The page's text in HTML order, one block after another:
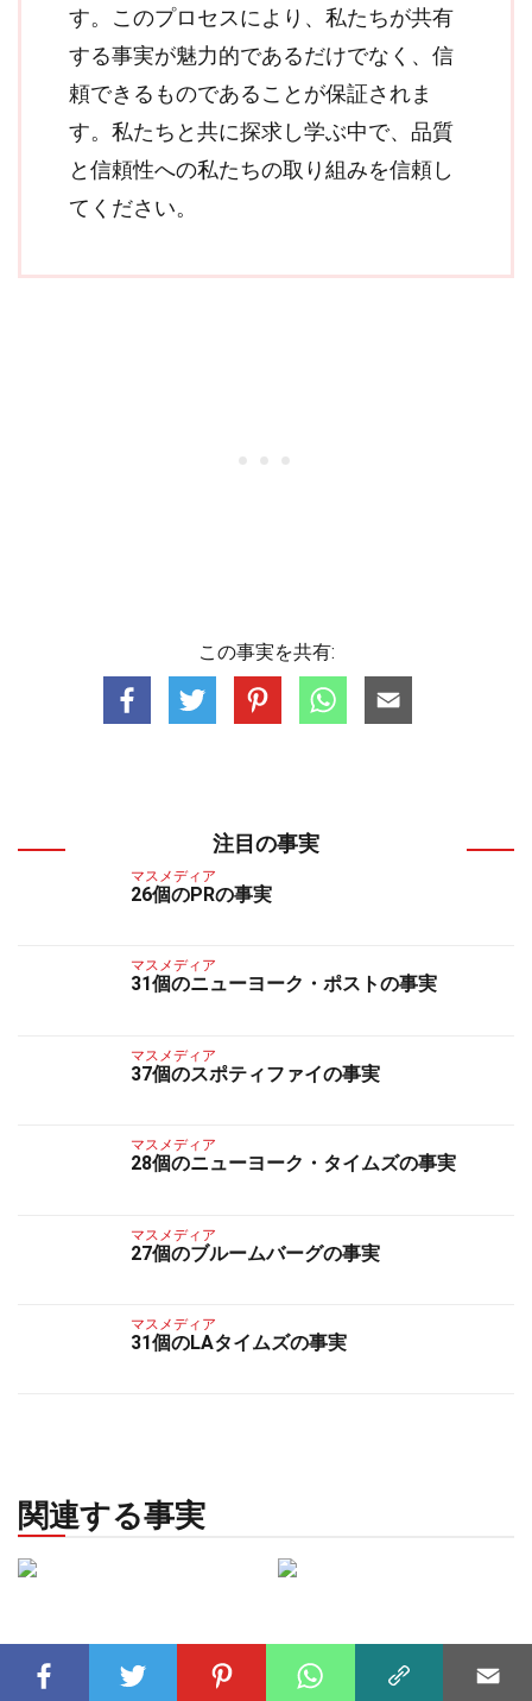
す。このプロセスにより、私たちが共有
する事実が魅力的であるだけでなく、信
頼できるものであることが保証されま
す。私たちと共に探求し学ぶ中で、品質
と信頼性への私たちの取り組みを信頼し
てください。
この事実を共有:
注目の事実
マスメディア
26個のPRの事実
マスメディア
31個のニューヨーク・ポストの事実
マスメディア
37個のスポティファイの事実
マスメディア
28個のニューヨーク・タイムズの事実
マスメディア
27個のブルームバーグの事実
マスメディア
31個のLAタイムズの事実
関連する事実